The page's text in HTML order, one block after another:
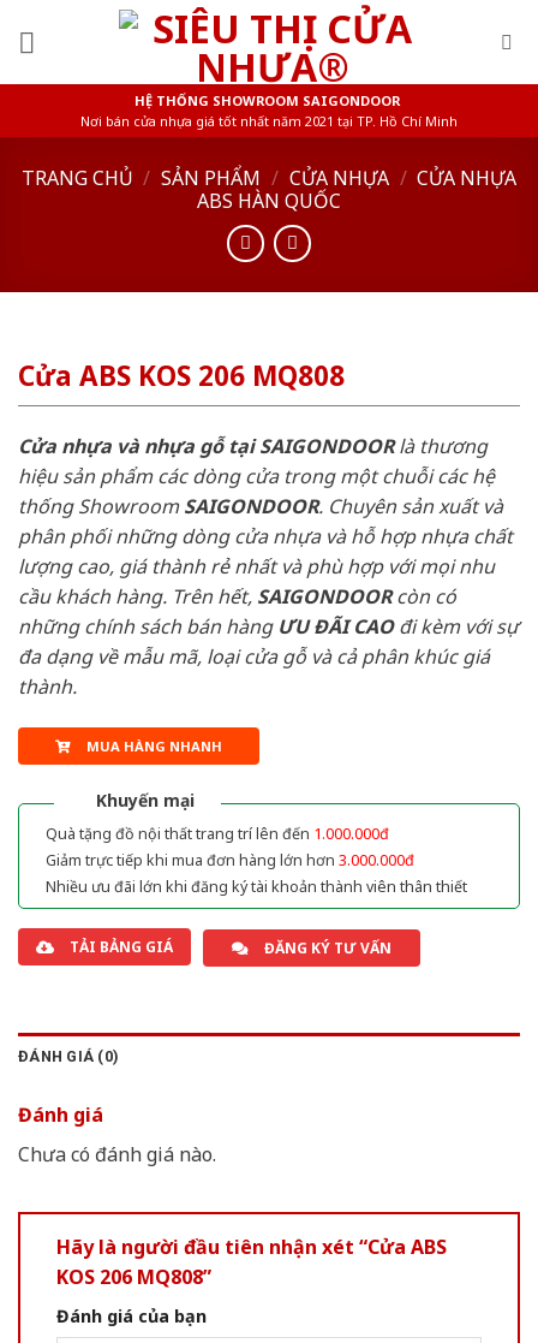
HỆ THỐNG SHOWROOM SAIGONDOOR
Nơi bán cửa nhựa giá tốt nhất năm 2021 tại TP. Hồ Chí Minh
TRANG CHỦ / SẢN PHẨM / CỬA NHỰA / CỬA NHỰA
ABS HÀN QUỐC
Cửa ABS KOS 206 MQ808
Cửa nhựa và nhựa gỗ tại SAIGONDOORlà thương
hiệu sản phẩm các dòng cửa trong một chuỗi các hệ
thống ShowroomSAIGONDOOR. Chuyên sản xuất và
phân phối những dòng cửa nhựa và hỗ hợp nhựa chất
lượng cao, giá thành rẻ nhất và phù hợp với mọi nhu
cầu khách hàng. Trên hết, SAIGONDOORcòn có
những chính sách bán hàng ƯU ĐÃI CAOđi kèm với sự
đa dạng về mẫu mã, loại cửa gỗ và cả phân khúc giá
thành.
MUA HÀNG NHANH
Khuyến mại
Quà tặng đồ nội thất trang trí lên đến 1.000.000đ
Giảm trực tiếp khi mua đơn hàng lớn hơn 3.000.000đ
Nhiều ưu đãi lớn khi đăng ký tài khoản thành viên thân thiết
TẢI BẢNG GIÁ ĐĂNG KÝ TƯ VẤN
ĐÁNH GIÁ (0)
Đánh giá
Chưa có đánh giá nào.
Hãy là người đầu tiên nhận xét “Cửa ABS
KOS 206 MQ808”
Đánh giá của bạn